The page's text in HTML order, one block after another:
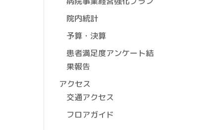
院内統計
予算・決算
患者満足度アンケート結
果報告
アクセス
交通アクセス
フロアガイド